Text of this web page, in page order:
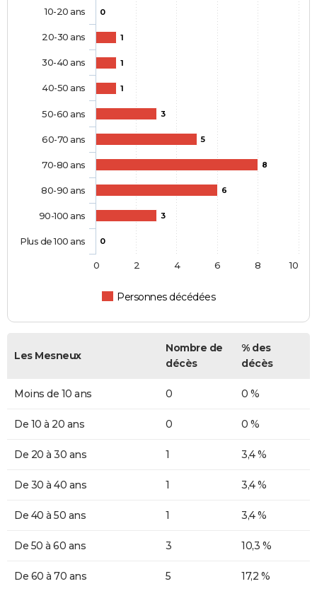
0
1
1
1
3
5
8
6
3
0
Personnes décédées
10-20 ans
20-30 ans
30-40 ans
40-50 ans
50-60 ans
60-70 ans
70-80 ans
80-90 ans
90-100 ans
Plus de 100 ans
0 2 4 6 8 10
Les Mesneux
Nombre de
décès
% des
décès
Moins de 10 ans 0 0 %
De 10 à 20 ans 0 0 %
De 20 à 30 ans 1 3,4 %
De 30 à 40 ans 1 3,4 %
De 40 à 50 ans 1 3,4 %
De 50 à 60 ans 3 10,3 %
De 60 à 70 ans 5 17,2 %